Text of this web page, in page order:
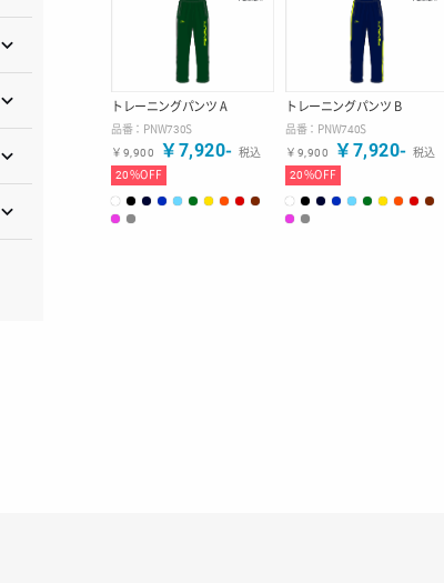
トレーニングパンツ A
品番： PNW730S
￥ 9,900 ￥7,920- 税込
20%OFF
トレーニングパンツ B
品番： PNW740S
￥ 9,900 ￥7,920- 税込
20%OFF